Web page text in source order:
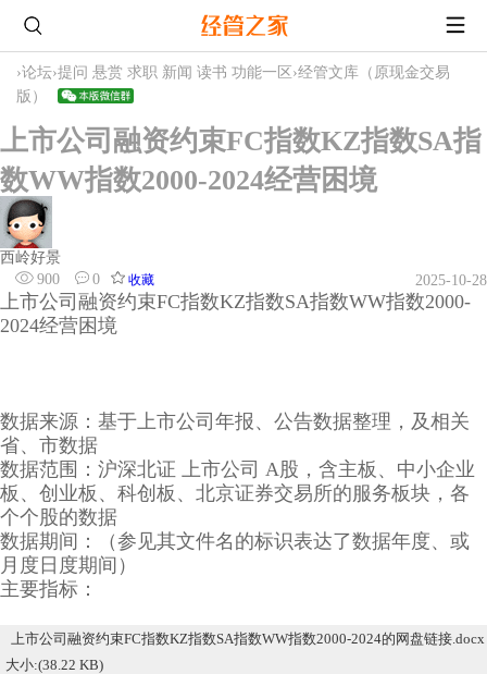
›论坛›提问 悬赏 求职 新闻 读书 功能一区 ›经管文库（原现金交易
版）
上市公司融资约束FC指数KZ指数SA指
数WW指数2000-2024经营困境
西岭好景
900
0 收藏 2025-10-28
上市公司融资约束FC指数KZ指数SA指数WW指数2000-
2024经营困境
数据来源：基于上市公司年报、公告数据整理，及相关
省、市数据
数据范围：沪深北证 上市公司 A股，含主板、中小企业
板、创业板、科创板、北京证券交易所的服务板块，各
个个股的数据
数据期间：（参见其文件名的标识表达了数据年度、或
月度日度期间）
主要指标：
上市公司融资约束FC指数KZ指数SA指数WW指数2000-2024的网盘链接.docx
大小:(38.22 KB)